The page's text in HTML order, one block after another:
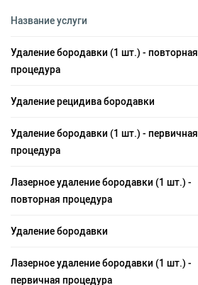
Название услуги
Удаление бородавки (1 шт.) - повторная
процедура
Удаление рецидива бородавки
Удаление бородавки (1 шт.) - первичная
процедура
Лазерное удаление бородавки (1 шт.) -
повторная процедура
Удаление бородавки
Лазерное удаление бородавки (1 шт.) -
первичная процедура